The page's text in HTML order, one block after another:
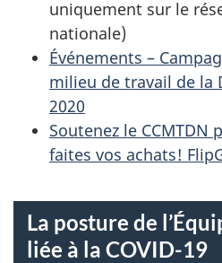
uniquement sur le
nationale)
Événements –
milieu de travail de la
2020
Soutenez le CCMTDN
faites vos achats!
La posture de
liée à la COVID-19